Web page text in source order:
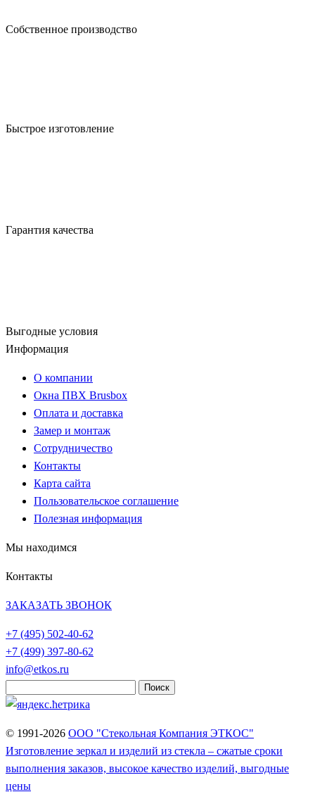
Собственное производство
Быстрое изготовление
Гарантия качества
Выгодные условия
Информация
О компании
Окна ПВХ Brusbox
Оплата и доставка
Замер и монтаж
Сотрудничество
Контакты
Карта сайта
Пользовательское соглашение
Полезная информация
Мы находимся
Контакты
ЗАКАЗАТЬ ЗВОНОК
+7 (495) 502-40-62
+7 (499) 397-80-62
info@etkos.ru
© 1991-2026 ООО "Стекольная Компания ЭТКОС"
Изготовление зеркал и изделий из стекла – сжатые сроки
выполнения заказов, высокое качество изделий, выгодные
цены